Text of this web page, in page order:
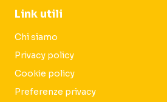
Link utili
Chi siamo
Privacy policy
Cookie policy
Preferenze privacy